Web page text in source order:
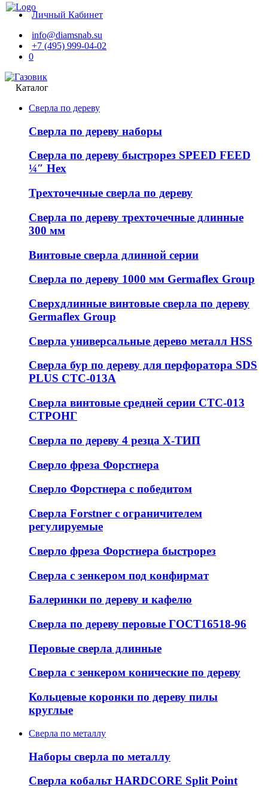
Личный Кабинет
info@diamsnab.su
+7 (495) 999-04-02
0
Каталог
Сверла по дереву
Сверла по дереву наборы
Сверла по дереву быстрорез SPEED FEED
¼″ Hex
Трехточечные сверла по дереву
Сверла по дереву трехточечные длинные
300 мм
Винтовые сверла длинной серии
Сверла по дереву 1000 мм Germaflex Group
Сверхдлинные винтовые сверла по дереву
Germaflex Group
Сверла универсальные дерево металл HSS
Cверла бур по дереву для перфоратора SDS
PLUS СТС-013А
Сверла винтовые средней серии СТС-013
СТРОНГ
Сверла по дереву 4 резца Х-ТИП
Сверло фреза Форстнера
Сверло Форстнера с победитом
Сверла Forstner с ограничителем
регулируемые
Сверло фреза Форстнера быстрорез
Сверла с зенкером под конфирмат
Балеринки по дереву и кафелю
Сверла по дереву перовые ГОСТ16518-96
Перовые сверла длинные
Сверла с зенкером конические по дереву
Кольцевые коронки по дереву пилы
круглые
Сверла по металлу
Наборы сверла по металлу
Сверла кобальт HARDCORE Split Point